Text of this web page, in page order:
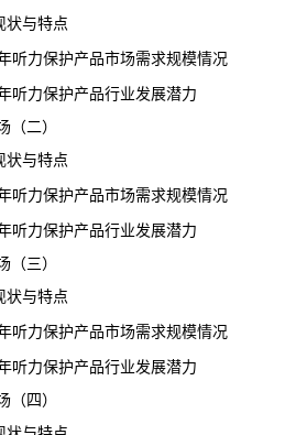
与特点
保护产品市场需求规模情况
保护产品行业发展潜力
二）
与特点
保护产品市场需求规模情况
保护产品行业发展潜力
三）
与特点
保护产品市场需求规模情况
保护产品行业发展潜力
四）